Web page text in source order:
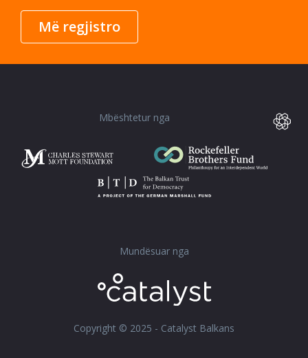
Më regjistro
Mbështetur nga
Mundësuar nga
Copyright © 2025 - Catalyst Balkans